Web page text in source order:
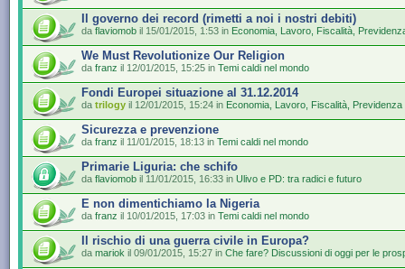
Il governo dei record (rimetti a noi i nostri debiti)
da flaviomob il 15/01/2015, 1:53 in Economia, Lavoro, Fiscalità,
We Must Revolutionize Our Religion
da franz il 12/01/2015, 15:25 in Temi caldi nel mondo
Fondi Europei situazione al 31.12.2014
da trilogy il 12/01/2015, 15:24 in Economia, Lavoro, Fiscalità, Previdenza
Sicurezza e prevenzione
da franz il 11/01/2015, 18:13 in Temi caldi nel mondo
Primarie Liguria: che schifo
da flaviomob il 11/01/2015, 16:33 in Ulivo e PD: tra radici e futuro
E non dimentichiamo la Nigeria
da franz il 10/01/2015, 17:03 in Temi caldi nel mondo
Il rischio di una guerra civile in Europa?
da mariok il 09/01/2015, 15:27 in Che fare? Discussioni di oggi per le